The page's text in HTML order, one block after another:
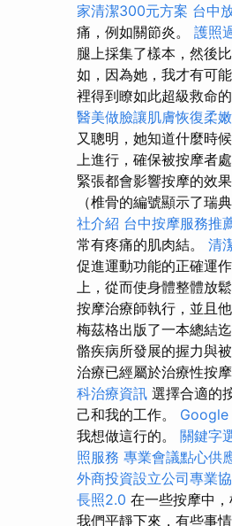
家清潔300元方案 台中
痛，例如關節炎。 護照
腿上採集了樣本，然後
如，因為她，我才有可
裡得到瞭如此超級救命
醫美做臉讓肌膚恢復柔
又聰明，她知道什麼時
上進行，確保被按摩者
緊張都會影響按摩的效
（椎骨的編號顯示了瑞
社介紹 台中按摩服務推
常有疼痛的肌肉結。 清
促進運動功能的正確運
上，從而使身體整體放
按摩治療師執行，並且
梅茲格出版了一本總結
骼疾病所發展的握力與
治療已經屬於治療性按
科治療資訊 選擇合適的
己和我的工作。
我想做這行的。 關鍵字
照服務 專業會議點心供
外商投資設立公司專業
長照2.0 在一些按摩中
我們平靜下來，有些事